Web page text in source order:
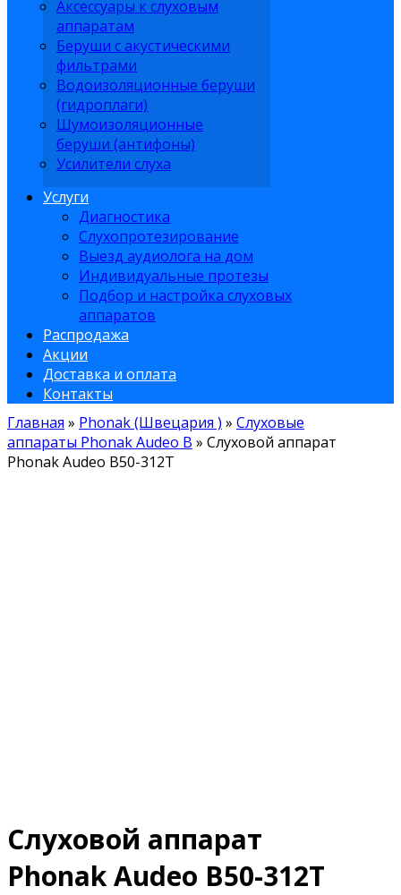
Аксессуары к слуховым
аппаратам
Беруши с акустическими
фильтрами
Водоизоляционные беруши
(гидроплаги)
Шумоизоляционные
беруши (антифоны)
Усилители слуха
Услуги
Диагностика
Слухопротезирование
Выезд аудиолога на дом
Индивидуальные протезы
Подбор и настройка слуховых
аппаратов
Распродажа
Акции
Доставка и оплата
Контакты
Главная » Phonak (Швецария ) » Слуховые
аппараты Phonak Audeo B » Слуховой аппарат
Phonak Audeo B50-312T
Слуховой аппарат
Phonak Audeo B50-312T